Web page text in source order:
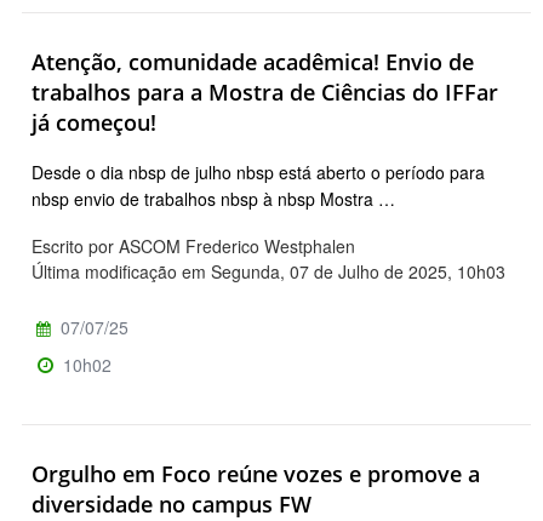
Atenção, comunidade acadêmica! Envio de
trabalhos para a Mostra de Ciências do IFFar
já começou!
Desde o dia nbsp de julho nbsp está aberto o período para
nbsp envio de trabalhos nbsp à nbsp Mostra …
Escrito por ASCOM Frederico Westphalen
Última modificação em Segunda, 07 de Julho de 2025, 10h03
07/07/25
10h02
Orgulho em Foco reúne vozes e promove a
diversidade no campus FW